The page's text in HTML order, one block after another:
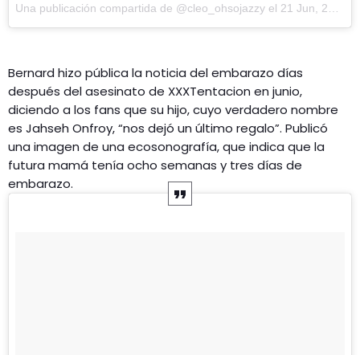
Una publicación compartida de @cleo_ohsojazzy el 21 Jun, 2018 a las 1:55 PDT
Bernard hizo pública la noticia del embarazo días
después del asesinato de XXXTentacion en junio,
diciendo a los fans que su hijo, cuyo verdadero nombre
es Jahseh Onfroy, “nos dejó un último regalo”. Publicó
una imagen de una ecosonografía, que indica que la
futura mamá tenía ocho semanas y tres días de
embarazo.